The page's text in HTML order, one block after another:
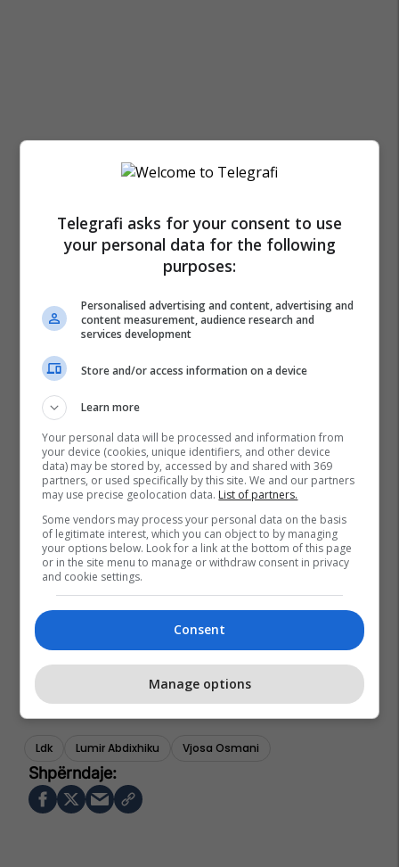
Ldk Lumir Abdixhiku Vjosa Osmani
Telegrafi asks for your consent to use
your personal data for the following
purposes:
Personalised advertising and content, advertising and
content measurement, audience research and
services development
Store and/or access information on a device
Learn more
Your personal data will be processed and information from
your device (cookies, unique identifiers, and other device
data) may be stored by, accessed by and shared with 369
partners, or used specifically by this site. We and our partners
may use precise geolocation data. List of partners.
Some vendors may process your personal data on the basis
of legitimate interest, which you can object to by managing
your options below. Look for a link at the bottom of this page
or in the site menu to manage or withdraw consent in privacy
and cookie settings.
Consent
Manage options